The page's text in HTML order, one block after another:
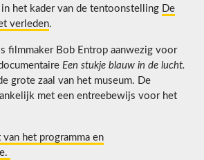
het kader van de tentoonstelling De
verleden.
filmmaker Bob Entrop aanwezig voor
Een stukje blauw in de lucht.
grote zaal van het museum. De
met een entreebewijs voor het
het programma en